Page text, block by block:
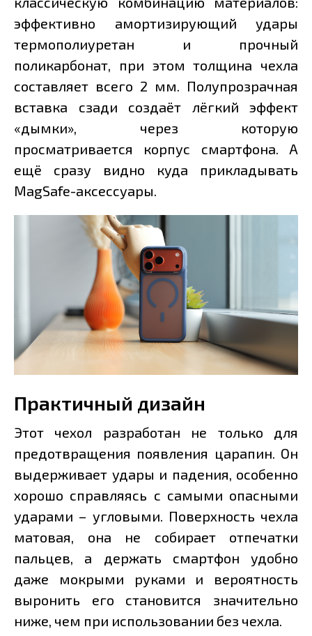
эффективно амортизирующий удары
термополиуретан и прочный
поликарбонат, при этом толщина чехла
составляет всего 2 мм. Полупрозрачная
вставка сзади создаёт лёгкий эффект
«дымки», через которую
просматривается корпус смартфона. А
ещё сразу видно куда прикладывать
MagSafe-аксессуары.
Практичный дизайн
Этот чехол разработан не только для
предотвращения появления царапин. Он
выдерживает удары и падения, особенно
хорошо справляясь с самыми опасными
ударами – угловыми. Поверхность чехла
матовая, она не собирает отпечатки
пальцев, а держать смартфон удобно
даже мокрыми руками и вероятность
выронить его становится значительно
ниже, чем при использовании без чехла.